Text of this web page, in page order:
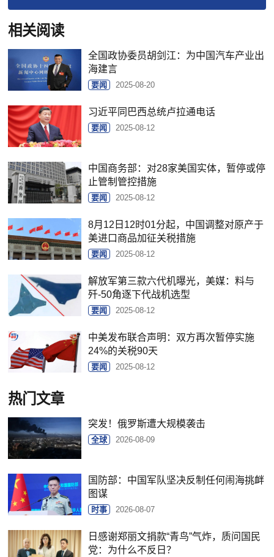
相关阅读
全国政协委员胡剑江：为中国汽车产业出
海建言
要闻 2025-08-20
习近平同巴西总统卢拉通电话
要闻 2025-08-12
中国商务部：对28家美国实体，暂停或停
止管制管控措施
要闻 2025-08-12
8月12日12时01分起，中国调整对原产于
美进口商品加征关税措施
要闻 2025-08-12
解放军第三款六代机曝光，美媒：料与
歼-50角逐下代战机选型
要闻 2025-08-12
中美发布联合声明：双方再次暂停实施
24%的关税90天
要闻 2025-08-12
热门文章
突发！俄罗斯遭大规模袭击
全球 2026-08-09
国防部：中国军队坚决反制任何闹海挑衅
图谋
时事 2026-08-07
日感谢郑丽文捐款“青鸟”气炸，质问国民
党：为什么不反日？